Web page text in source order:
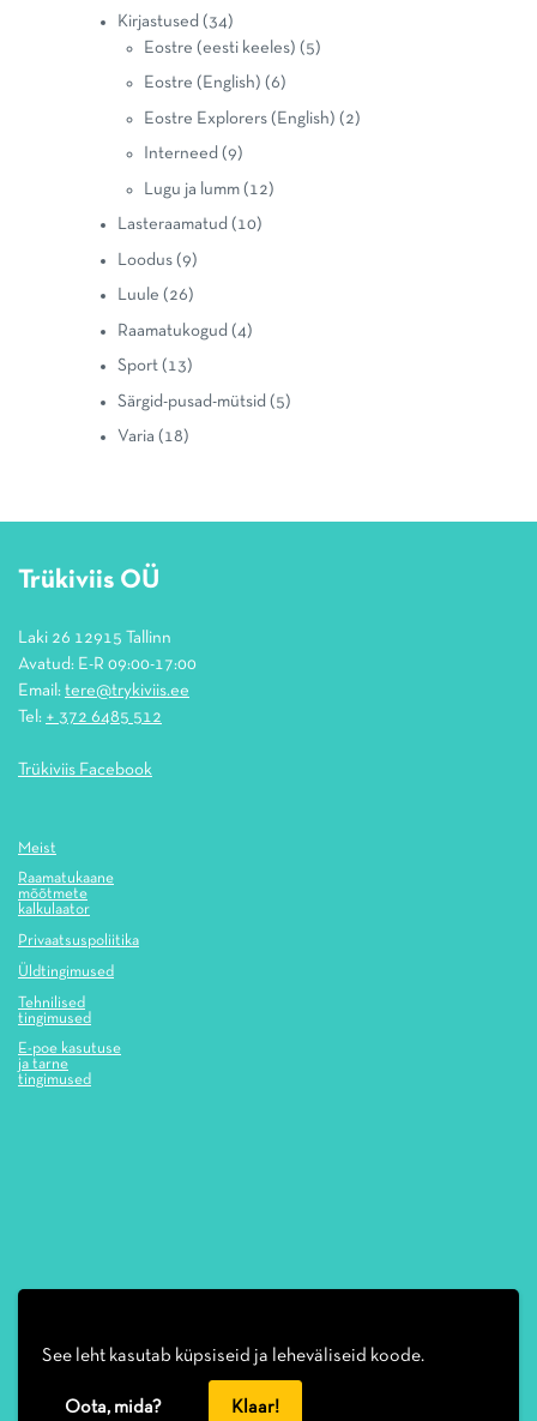
See leht kasutab küpsiseid ja leheväliseid koode.
Oota, mida? Klaar!
Kirjastused (34)
Eostre (eesti keeles) (5)
Eostre (English) (6)
Eostre Explorers (English) (2)
Interneed (9)
Lugu ja lumm (12)
Lasteraamatud (10)
Loodus (9)
Luule (26)
Raamatukogud (4)
Sport (13)
Särgid-pusad-mütsid (5)
Varia (18)
Trükiviis OÜ
Laki 26 12915 Tallinn
Avatud: E-R 09:00-17:00
Email: tere@trykiviis.ee
Tel: + 372 6485 512
Trükiviis Facebook
Meist
Raamatukaane
mõõtmete
kalkulaator
Privaatsuspoliitika
Üldtingimused
Tehnilised
tingimused
E-poe kasutuse
ja tarne
tingimused